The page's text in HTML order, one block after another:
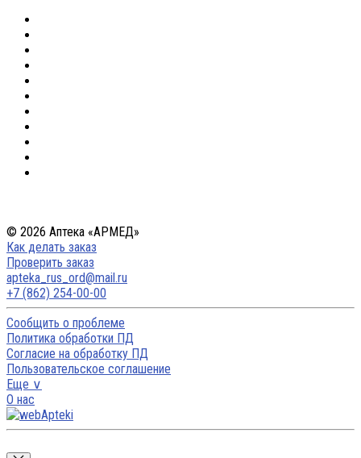
© 2026 Аптека «АРМЕД»
Как делать заказ
Проверить заказ
apteka_rus_ord@mail.ru
+7 (862) 254-00-00
Сообщить о проблеме
Политика обработки ПД
Согласие на обработку ПД
Пользовательское соглашение
Еще ∨
О нас